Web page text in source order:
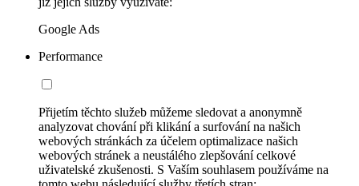
Google Ads
Performance
Přijetím těchto služeb můžeme sledovat a anonymně
analyzovat chování při klikání a surfování na našich
webových stránkách za účelem optimalizace našich
webových stránek a neustálého zlepšování celkové
uživatelské zkušenosti. S Vaším souhlasem používáme na